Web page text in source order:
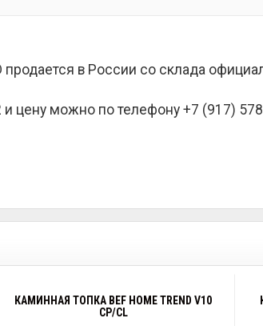
продается в России со склада
и цену можно по телефону +7 (917)
КАМИННАЯ ТОПКА BEF HOME TREND V10
CP/CL